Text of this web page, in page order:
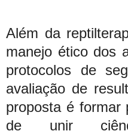
Além da
manejo ético dos
protocolos de
avaliação de
proposta é formar
de unir